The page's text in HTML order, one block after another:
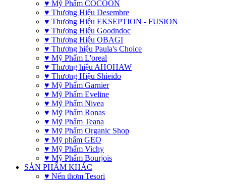
♥ Mỹ Phẩm COCOON
♥ Thương Hiệu Desembre
♥ Thương Hiệu EKSEPTION - FUSION
♥ Thương Hiệu Goodndoc
♥ Thương Hiệu OBAGI
♥ Thương hiệu Paula's Choice
♥ Mỹ Phẩm L'oreal
♥ Thương hiệu AHOHAW
♥ Thương Hiệu Shíeido
♥ Mỹ Phẩm Garnier
♥ Mỹ Phẩm Eveline
♥ Mỹ Phẩm Nivea
♥ Mỹ Phẩm Ronas
♥ Mỹ Phẩm Teana
♥ Mỹ Phẩm Organic Shop
♥ Mỹ phẩm GEO
♥ Mỹ Phẩm Vichy
♥ Mỹ Phẩm Bourjois
SẢN PHẨM KHÁC
♥ Nến thơm Tesori